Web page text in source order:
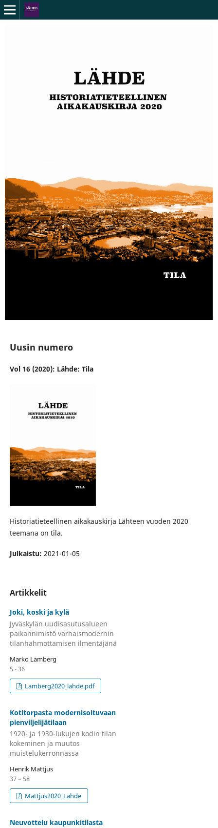
Uusin numero
Vol 16 (2020): Lähde: Tila
Historiatieteellinen aikakauskirja Lähteen vuoden 2020
teemana on tila.
Julkaistu: 2021-01-05
Artikkelit
Joki, koski ja kylä
Jyväskylän uudisasutusalueen
paikannimistö varhaismodernin
tilanhahmottamisen ilmentäjänä
Marko Lamberg
5 - 36
Lamberg2020_lahde.pdf
Kotitorpasta modernisoituvaan
pienviljelijätilaan
1920- ja 1930-lukujen kodin tilan
kokeminen ja muutos
muistelukerronnassa
Henrik Mattjus
37 – 58
Mattjus2020_Lahde
Neuvottelu kaupunkitilasta